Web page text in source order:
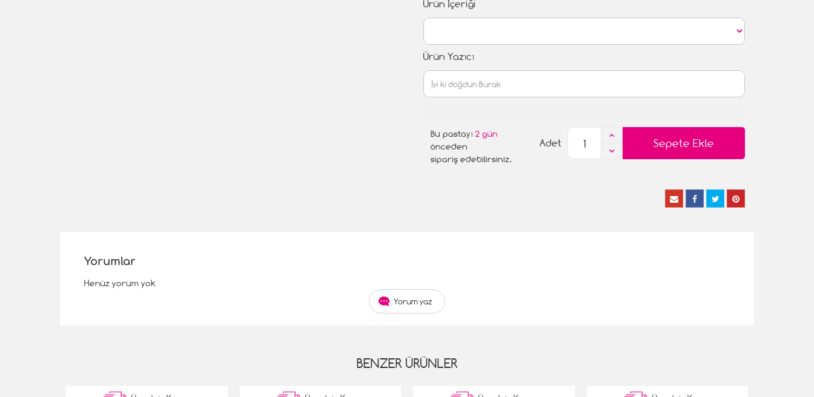
Ürün İçeriği
Ürün Yazıcı
Bu pastayı 2 gün
önceden
sipariş edebilirsiniz.
Sepete Ekle
Adet
Yorumlar
Henüz yorum yok
Yorum yaz
BENZER ÜRÜNLER